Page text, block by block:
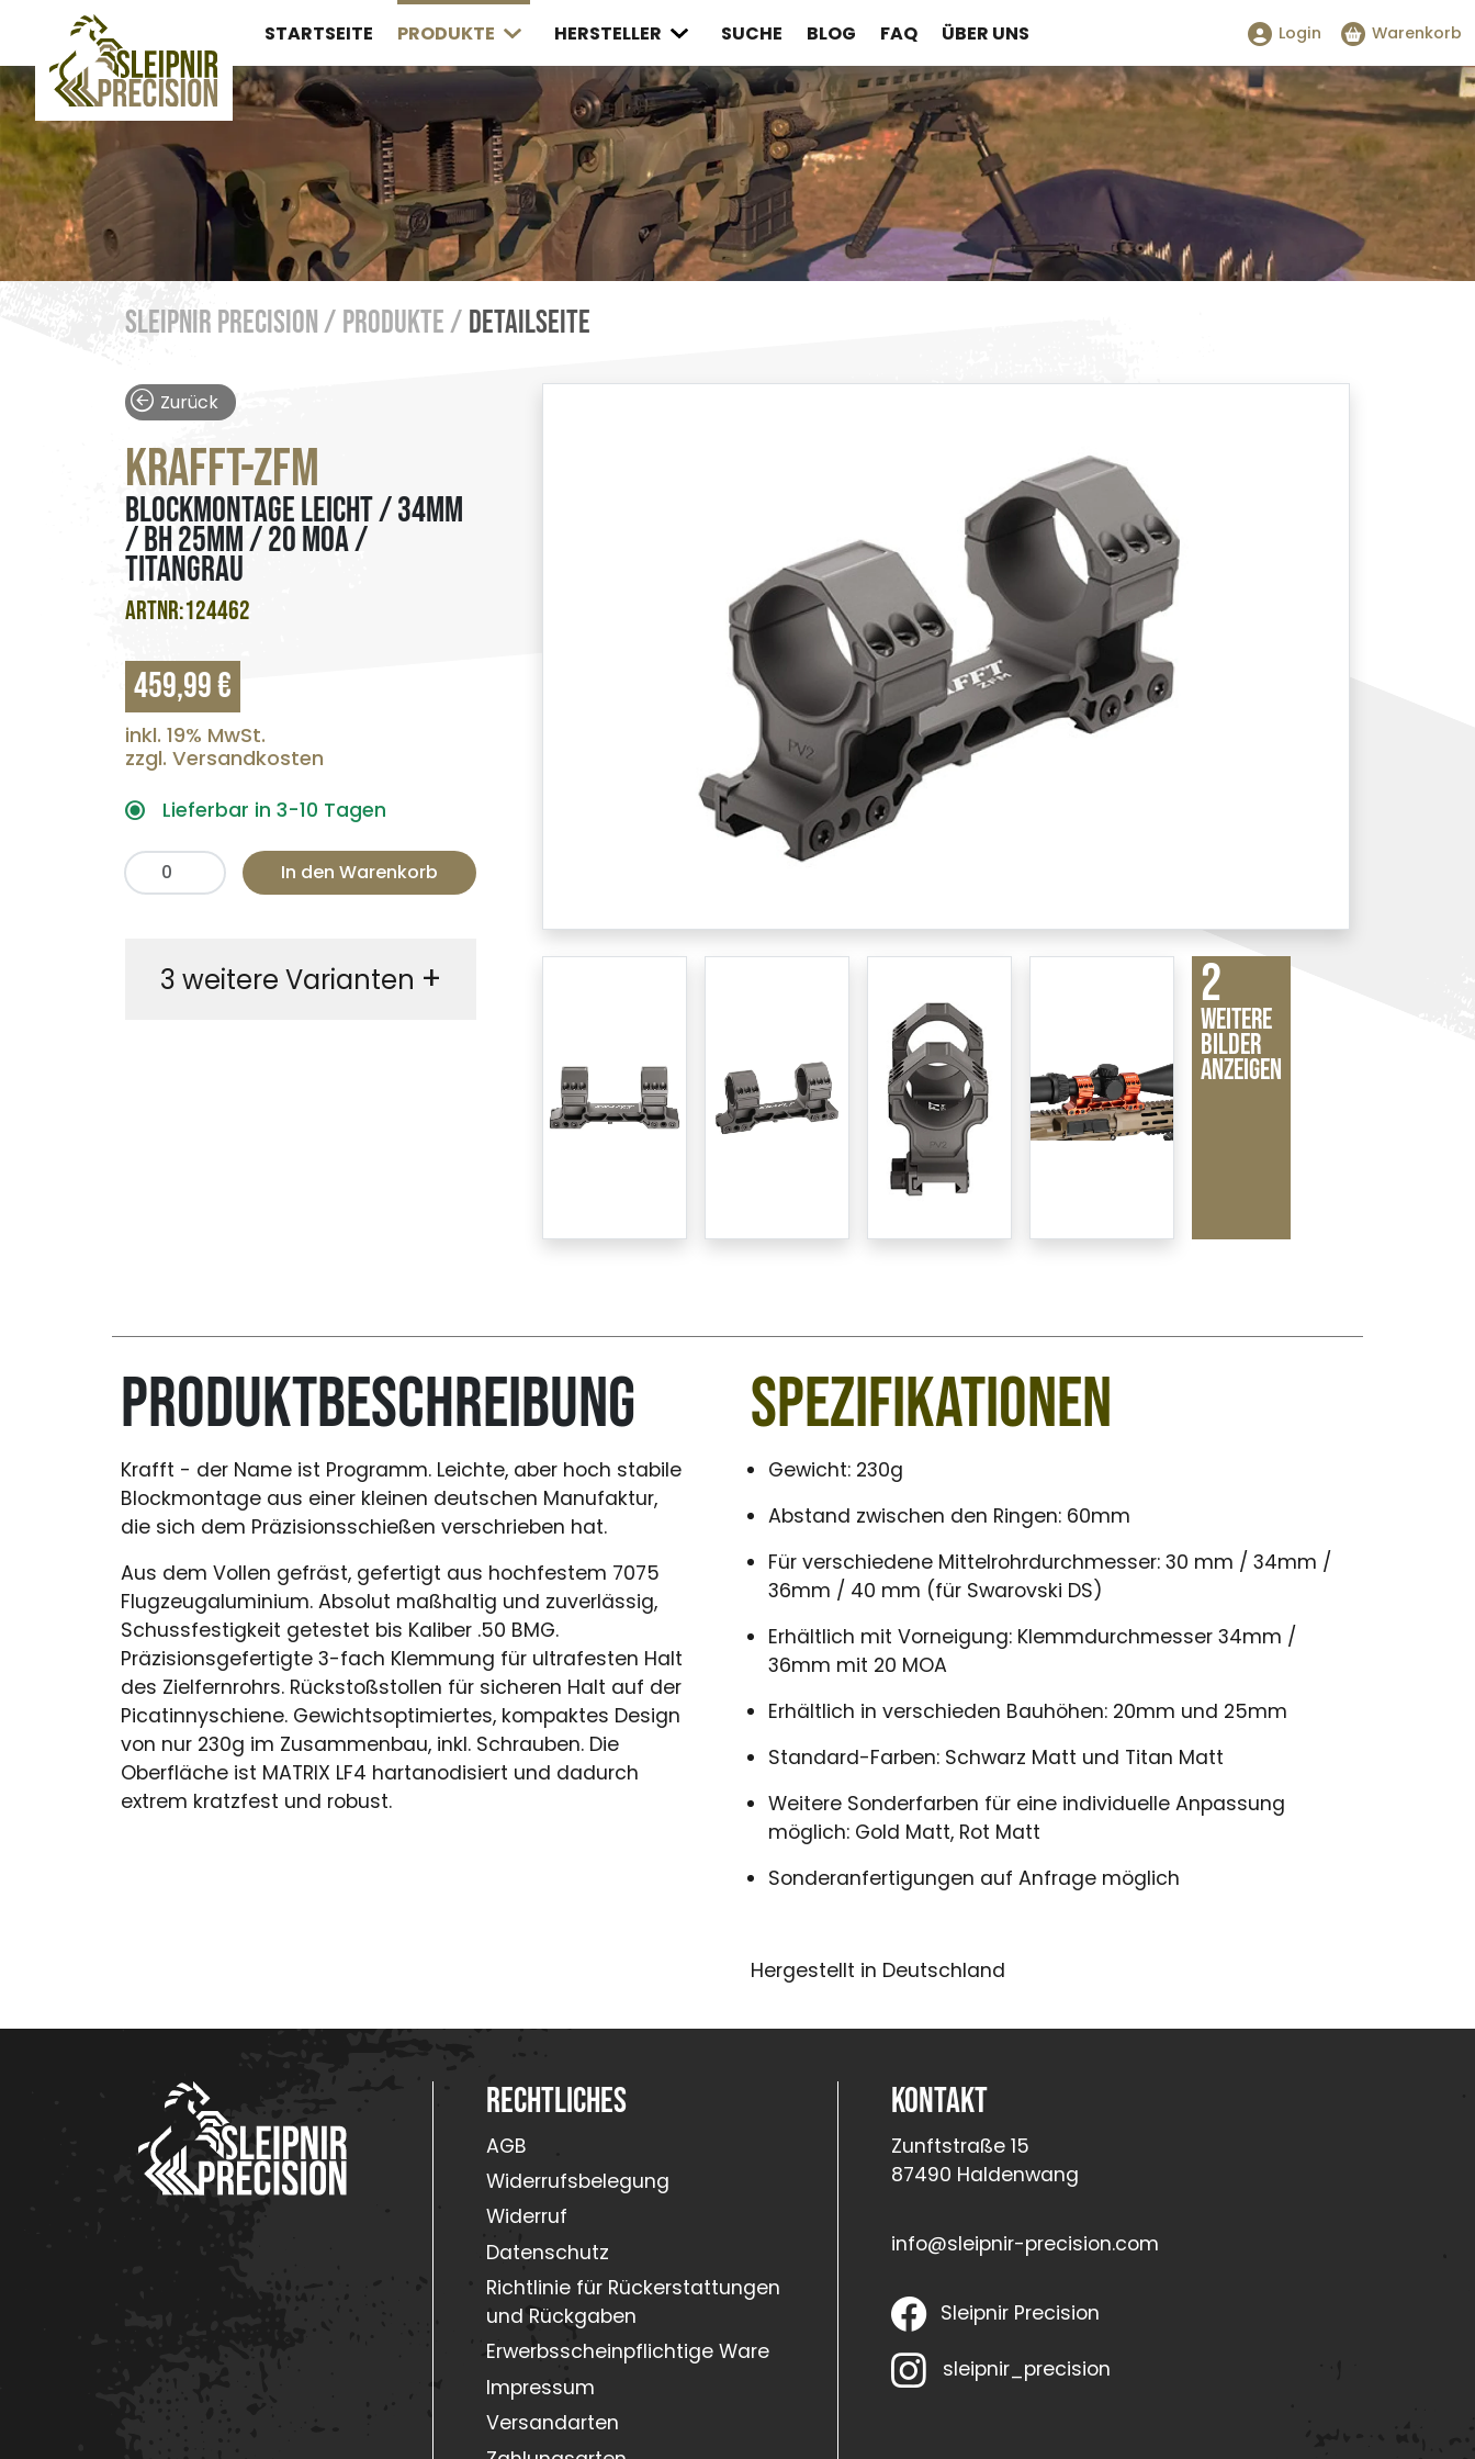
STARTSEITE PRODUKTE HERSTELLER SUCHE BLOG FAQ ÜBER UNS Login Warenkorb
Sleipnir Precision / Produkte / Detailseite
Zurück
KRAFFT-ZFM
BLOCKMONTAGE LEICHT / 34MM
/ BH 25MM / 20 MOA /
TITANGRAU
ARTNR:124462
459,99 €
inkl. 19% MwSt.
zzgl. Versandkosten
Lieferbar in 3-10 Tagen
In den Warenkorb
3 weitere Varianten + 2
Weitere
Bilder
anzeigen
Produktbeschreibung
Krafft - der Name ist Programm. Leichte, aber hoch stabile
Blockmontage aus einer kleinen deutschen Manufaktur,
die sich dem Präzisionsschießen verschrieben hat.
Aus dem Vollen gefräst, gefertigt aus hochfestem 7075
Flugzeugaluminium. Absolut maßhaltig und zuverlässig,
Schussfestigkeit getestet bis Kaliber .50 BMG.
Präzisionsgefertigte 3-fach Klemmung für ultrafesten Halt
des Zielfernrohrs. Rückstoßstollen für sicheren Halt auf der
Picatinnyschiene. Gewichtsoptimiertes, kompaktes Design
von nur 230g im Zusammenbau, inkl. Schrauben. Die
Oberfläche ist MATRIX LF4 hartanodisiert und dadurch
extrem kratzfest und robust.
Spezifikationen
Gewicht: 230g
Abstand zwischen den Ringen: 60mm
Für verschiedene Mittelrohrdurchmesser: 30 mm / 34mm /
36mm / 40 mm (für Swarovski DS)
Erhältlich mit Vorneigung: Klemmdurchmesser 34mm /
36mm mit 20 MOA
Erhältlich in verschieden Bauhöhen: 20mm und 25mm
Standard-Farben: Schwarz Matt und Titan Matt
Weitere Sonderfarben für eine individuelle Anpassung
möglich: Gold Matt, Rot Matt
Sonderanfertigungen auf Anfrage möglich
Hergestellt in Deutschland
Rechtliches
AGB
Widerrufsbelegung
Widerruf
Datenschutz
Richtlinie für Rückerstattungen
und Rückgaben
Erwerbsscheinpflichtige Ware
Impressum
Versandarten
Kontakt
Zunftstraße 15
87490 Haldenwang
info@sleipnir-precision.com
Sleipnir Precision
sleipnir_precision